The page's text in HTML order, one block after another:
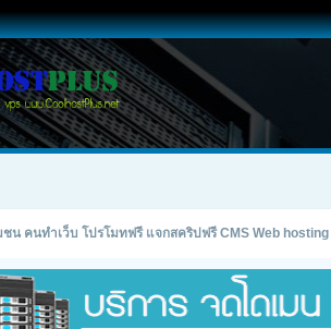
ชน คนทำเว็บ โปรโมทฟรี แจกสคริปฟรี CMS Web hosting